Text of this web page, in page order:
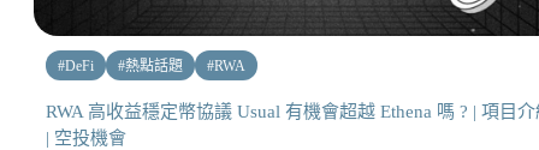
#DeFi #熱點話題 #RWA
RWA 高收益穩定幣協議 Usual 有機會超越 Ethena 嗎 ? | 項目
| 空投機會